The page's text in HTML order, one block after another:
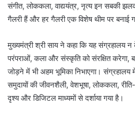
संगीत, लोककला, वाद्ययंत्र, नृत्य इन सबकी
गैलरी हैं और हर गैलरी एक विशेष थीम पर बनाई
मुख्यमंत्री श्री साय ने कहा कि यह संग्रहालय
परंपराओं, कला और संस्कृति को संरक्षित करेगा,
जोड़ने में भी अहम भूमिका निभाएगा। संग्रहालय
समुदायों की जीवनशैली, वेशभूषा, लोककला,
दृश्य और डिजिटल माध्यमों से दर्शाया गया है।